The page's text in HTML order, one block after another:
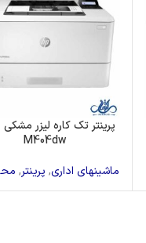
پرینتر تک کاره لیزر
M404dw
ماشینهای اداری, پرینتر,